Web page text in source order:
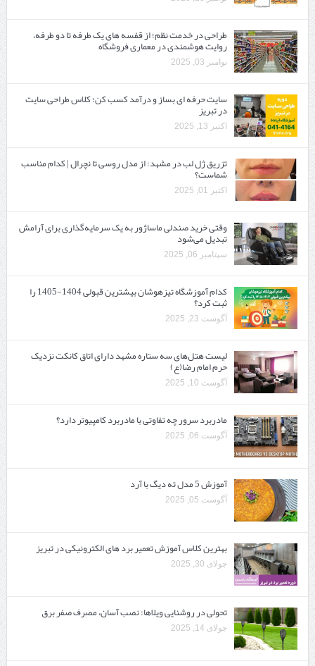
طراحی در خدمت نظم؛ از قفسه ‌های یک‌ طرفه تا دو طرفه،
روایت هوشمندی در معماری فروشگاه
نوامبر 03, 2025
سایت حرفه ‌ای بساز و درآمد کسب کن؛ کلاس طراحی سایت
در تبریز
اکتبر 13, 2025
تزریق ژل لب در مشهد: از مدل روسی تا نچرال | کدام مناسب
شماست؟
اکتبر 01, 2025
وقتی خرید صندلی ماساژور به یک سرمایه‌گذاری برای آرامش
تبدیل می‌شود
سپتامبر 06, 2025
کدام آموزشگاه تیزهوشان بیشترین قبولی 1404-1405 را
ثبت کرد؟
آگوست 23, 2025
لیست هتل‌های سه ستاره مشهد دارای اتاق کانکت نزدیک
حرم امام رضا(ع)
آگوست 10, 2025
مادربرد سرور چه تفاوتی با مادربرد کامپیوتر دارد؟
آگوست 06, 2025
آموزش 5 مدل ته دیگ با آرد
آگوست 05, 2025
بهترین کلاس آموزش تعمیر برد های الکترونیکی در تبریز
جولای 30, 2025
تحولی در روشنایی ویلاها: نصب آسان، مصرف صفر برق
جولای 14, 2025